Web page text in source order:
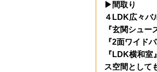
▶間取り
４LDK広々バ
『玄関シュ
『2面ワイド
『LDK横和
ス空間として